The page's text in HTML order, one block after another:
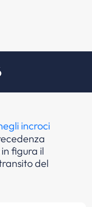
incroci
figura il
del